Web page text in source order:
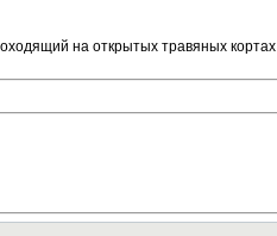
на открытых травяных кортах